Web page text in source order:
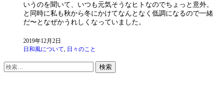
いうのを聞いて、いつも元気そうなヒトなのでちょっと意外。
と同時に私も秋から冬にかけてなんとなく低調になるので一緒
だ〜となぜかうれしくなっていました。
2019年12月2日
日和風について
日々のこと
検